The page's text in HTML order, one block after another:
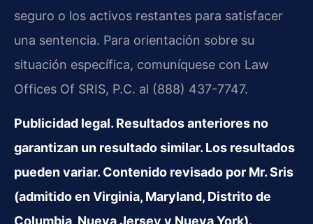
seguro o los activos restantes para satisfacer
una sentencia. Para orientación sobre su
situación específica, comuníquese con Law
Offices Of SRIS, P.C. al (888) 437-7747.
Publicidad legal. Resultados anteriores no
garantizan un resultado similar. Los resultados
pueden variar. Contenido revisado por Mr. Sris
(admitido en Virginia, Maryland, Distrito de